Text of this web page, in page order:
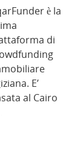
è la
di
E’
al Cairo